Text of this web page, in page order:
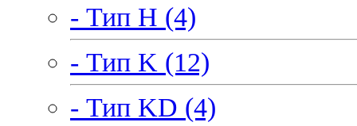
- Тип H (4)
- Тип K (12)
- Тип KD (4)